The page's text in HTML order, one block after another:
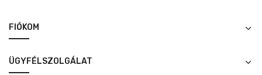
FIÓKOM
ÜGYFÉLSZOLGÁLAT